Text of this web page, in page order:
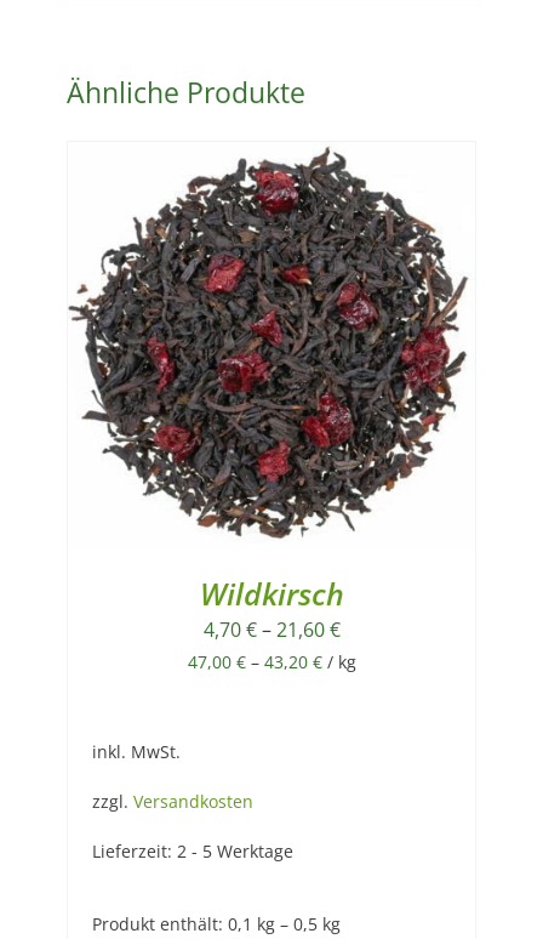
Ähnliche Produkte
Wildkirsch
4,70€–21,60€
47,00 €– 43,20 €/ kg
inkl. MwSt.
zzgl. Versandkosten
Lieferzeit: 2 - 5 Werktage
Produkt enthält: 0,1 kg – 0,5 kg